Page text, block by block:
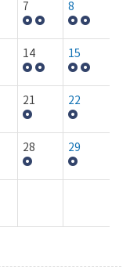
7 8
14 15
21 22
28 29